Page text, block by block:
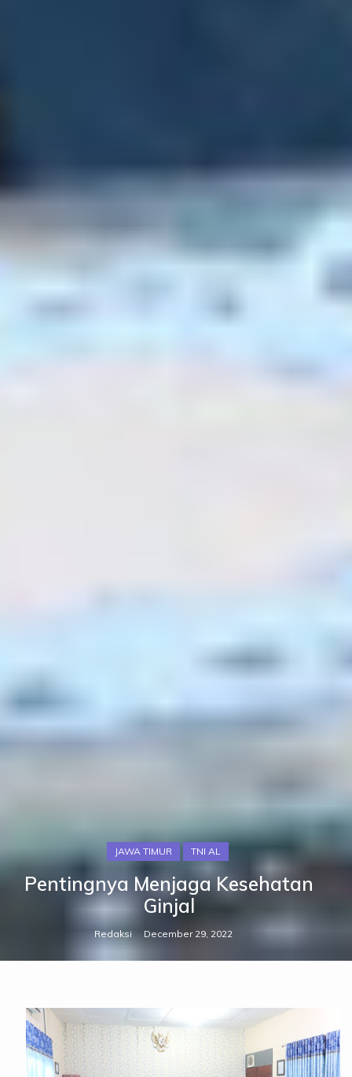
JAWA TIMUR TNI AL
Pentingnya Menjaga Kesehatan
Ginjal
Redaksi December 29, 2022